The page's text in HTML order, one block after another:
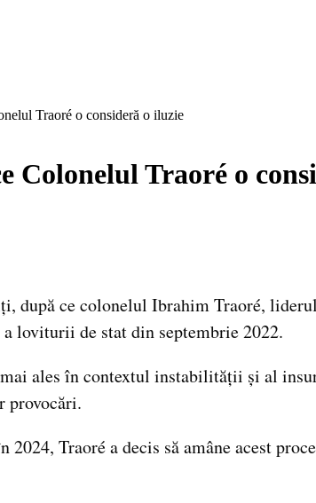
Traoré o consideră o iluzie
Colonelul Traoré o
după ce colonelul Ibrahim Traoré,
loviturii de stat din septembrie 2022.
ales în contextul instabilității și al
provocări.
Traoré a decis să amâne acest